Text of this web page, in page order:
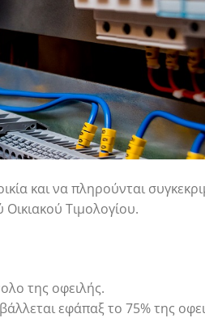
και να πληρούνται
Τιμολογίου.
της οφειλής.
εφάπαξ το 75% της